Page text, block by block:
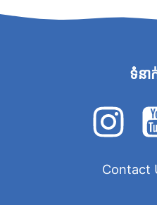
ទំន
Contact